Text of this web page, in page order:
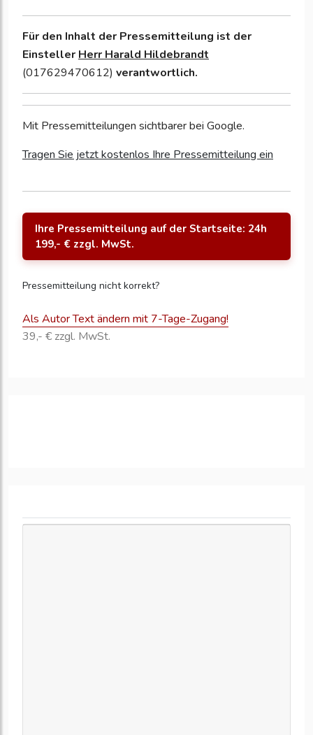
Für den Inhalt der Pressemitteilung ist der
Einsteller Herr Harald Hildebrandt
(017629470612) verantwortlich.
Mit Pressemitteilungen sichtbarer bei Google.
Tragen Sie jetzt kostenlos Ihre Pressemitteilung ein
Ihre Pressemitteilung auf der Startseite: 24h
199,- € zzgl. MwSt.
Pressemitteilung nicht korrekt?
Als Autor Text ändern mit 7-Tage-Zugang!
39,- € zzgl. MwSt.